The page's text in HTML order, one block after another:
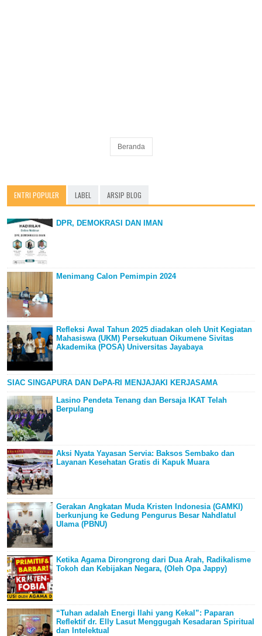
Beranda
ENTRI POPULER LABEL ARSIP BLOG
DPR, DEMOKRASI DAN IMAN
Menimang Calon Pemimpin 2024
Refleksi Awal Tahun 2025 diadakan oleh Unit Kegiatan
Mahasiswa (UKM) Persekutuan Oikumene Sivitas
Akademika (POSA) Universitas Jayabaya
SIAC SINGAPURA DAN DePA-RI MENJAJAKI KERJASAMA
Lasino Pendeta Tenang dan Bersaja IKAT Telah
Berpulang
Aksi Nyata Yayasan Servia: Baksos Sembako dan
Layanan Kesehatan Gratis di Kapuk Muara
Gerakan Angkatan Muda Kristen Indonesia (GAMKI)
berkunjung ke Gedung Pengurus Besar Nahdlatul
Ulama (PBNU)
Ketika Agama Dirongrong dari Dua Arah, Radikalisme
Tokoh dan Kebijakan Negara, (Oleh Opa Jappy)
“Tuhan adalah Energi Ilahi yang Kekal”: Paparan
Reflektif dr. Elly Lasut Menggugah Kesadaran Spiritual
dan Intelektual